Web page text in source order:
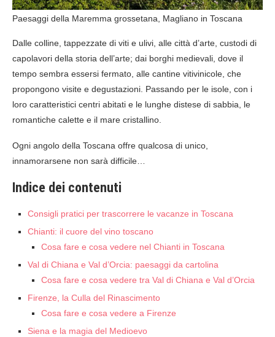
Paesaggi della Maremma grossetana, Magliano in Toscana
Dalle colline, tappezzate di viti e ulivi, alle città d’arte, custodi di
capolavori della storia dell’arte; dai borghi medievali, dove il
tempo sembra essersi fermato, alle cantine vitivinicole, che
propongono visite e degustazioni. Passando per le isole, con i
loro caratteristici centri abitati e le lunghe distese di sabbia, le
romantiche calette e il mare cristallino.
Ogni angolo della Toscana offre qualcosa di unico,
innamorarsene non sarà difficile…
Indice dei contenuti
Consigli pratici per trascorrere le vacanze in Toscana
Chianti: il cuore del vino toscano
Cosa fare e cosa vedere nel Chianti in Toscana
Val di Chiana e Val d’Orcia: paesaggi da cartolina
Cosa fare e cosa vedere tra Val di Chiana e Val d’Orcia
Firenze, la Culla del Rinascimento
Cosa fare e cosa vedere a Firenze
Siena e la magia del Medioevo